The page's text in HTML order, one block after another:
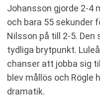
Johansson gjorde 2-4
och bara 55 sekunder
Nilsson på till 2-5.
tydliga brytpunkt.
chanser att jobba sig
blev mållös och Rögle
dramatik.